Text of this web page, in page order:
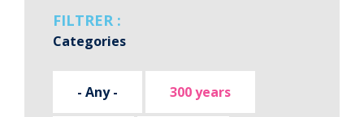
FILTRER :
Categories
- Any - 300 years